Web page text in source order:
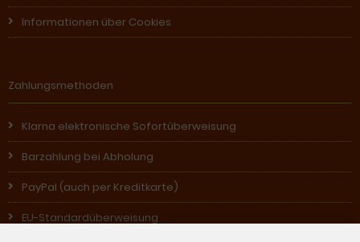
Informationen über Cookies
Zahlungsmethoden
Klarna elektronische Sofortüberweisung
Barzahlung bei Abholung
PayPal (auch per Kreditkarte)
EU-Standardüberweisung